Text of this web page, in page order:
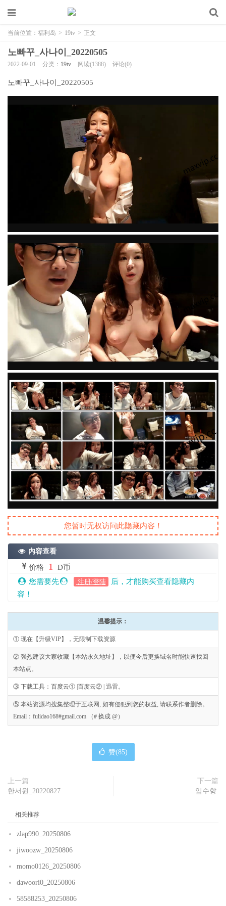
当前位置： 福利岛 > 19tv > 正文
노빠꾸_사나이_20220505
2022-09-01 分类： 19tv 阅读(1388) 评论(0)
노빠꾸_사나이_20220505
您暂时无权访问此隐藏内容！
内容查看
价格 1
D币
您需要先
注册/登陆
后，才能购买查看隐藏内
容！
温馨提示：
① 现在【升级VIP】，无限制下载资源
② 强烈建议大家收藏【本站永久地址】，以便今后更换域名时能快速找回
本站点。
③ 下载工具：百度云① |百度云② | 迅雷。
⑤ 本站资源均搜集整理于互联网, 如有侵犯到您的权益, 请联系作者删除。
Email：fulidao168#gmail.com （# 换成 @）
赞(85)
上一篇
한서원_20220827
下一篇
임수향
相关推荐
zlap990_20250806
jiwoozw_20250806
momo0126_20250806
dawoori0_20250806
58588253_20250806